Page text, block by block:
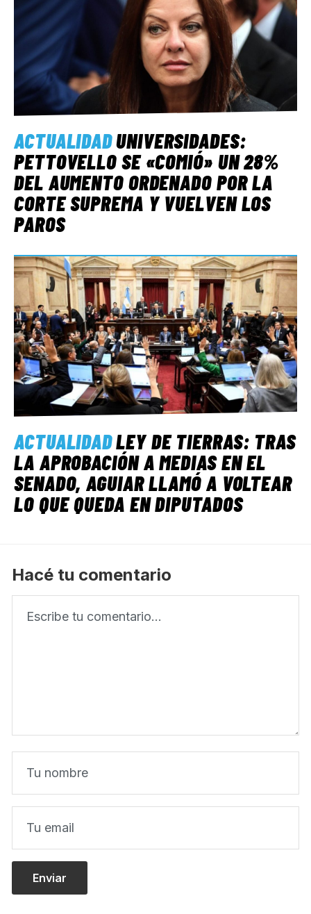
ACTUALIDADUNIVERSIDADES:
PETTOVELLO SE «COMIÓ» UN 28%
DEL AUMENTO ORDENADO POR LA
CORTE SUPREMA Y VUELVEN LOS
PAROS
ACTUALIDADLEY DE TIERRAS: TRAS
LA APROBACIÓN A MEDIAS EN EL
SENADO, AGUIAR LLAMÓ A VOLTEAR
LO QUE QUEDA EN DIPUTADOS
Hacé tu comentario